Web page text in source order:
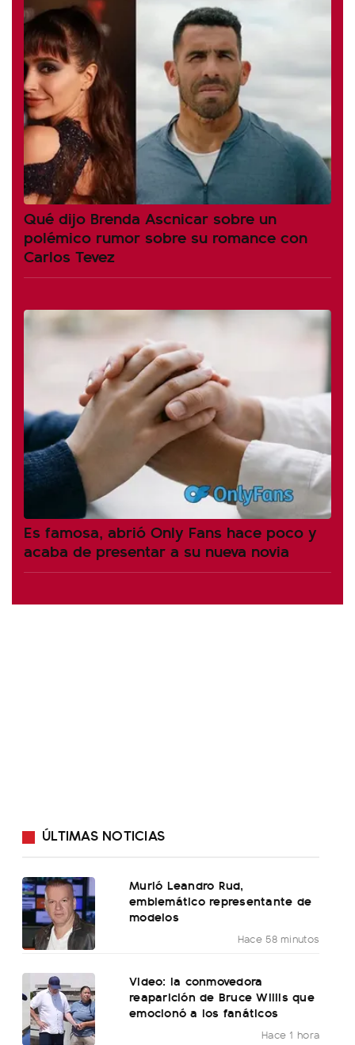
Qué dijo Brenda Ascnicar sobre un
polémico rumor sobre su romance con
Carlos Tevez
Es famosa, abrió Only Fans hace poco y
acaba de presentar a su nueva novia
ÚLTIMAS NOTICIAS
Murió Leandro Rud,
emblemático representante de
modelos
Hace 58 minutos
Video: la conmovedora
reaparición de Bruce Willis que
emocionó a los fanáticos
Hace 1 hora